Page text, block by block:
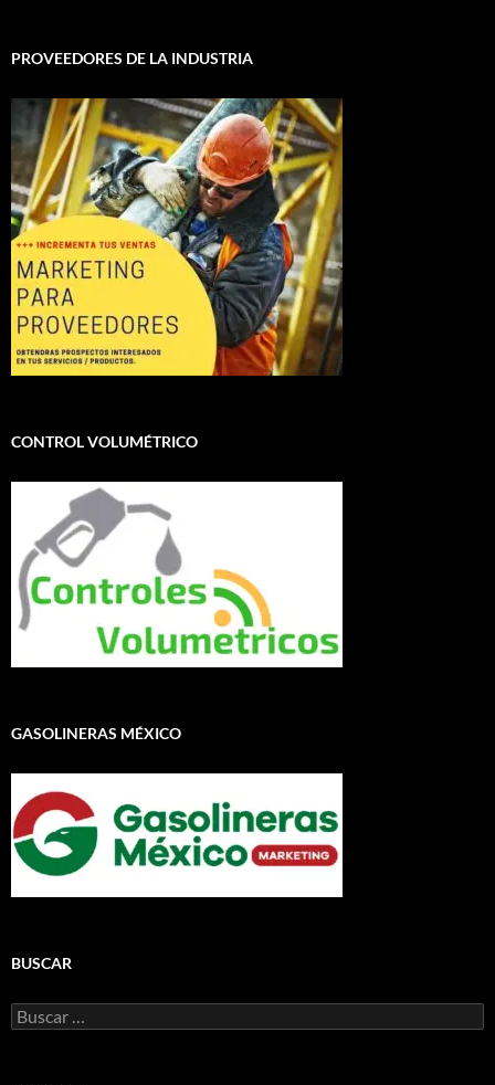
PROVEEDORES DE LA INDUSTRIA
CONTROL VOLUMÉTRICO
GASOLINERAS MÉXICO
BUSCAR
Buscar: